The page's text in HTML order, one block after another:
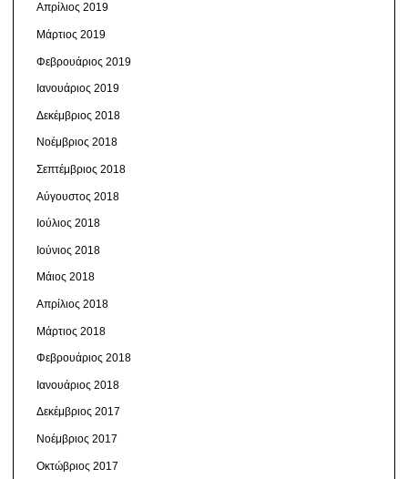
Απρίλιος 2019
Μάρτιος 2019
Φεβρουάριος 2019
Ιανουάριος 2019
Δεκέμβριος 2018
Νοέμβριος 2018
Σεπτέμβριος 2018
Αύγουστος 2018
Ιούλιος 2018
Ιούνιος 2018
Μάιος 2018
Απρίλιος 2018
Μάρτιος 2018
Φεβρουάριος 2018
Ιανουάριος 2018
Δεκέμβριος 2017
Νοέμβριος 2017
Οκτώβριος 2017